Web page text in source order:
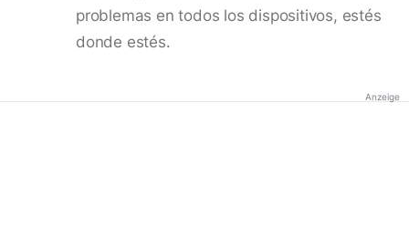
problemas en todos los dispositivos, estés
donde estés.
Anzeige